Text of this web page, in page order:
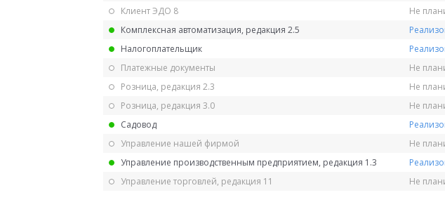
Клиент ЭДО 8
Не
Комплексная автоматизация, редакция 2.5
Налогоплательщик
Платежные документы
Не
Розница, редакция 2.3
Не
Розница, редакция 3.0
Не
Садовод
Управление нашей фирмой
Не
Управление производственным предприятием, редакция 1.3
Управление торговлей, редакция 11
Не